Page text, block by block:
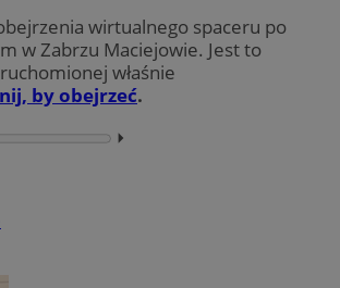
wirtualnego spaceru po
w Zabrzu Maciejowie. Jest to
właśnie
by obejrzeć.
⏵︎